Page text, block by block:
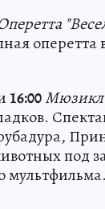
оперетта
16:00Мюзикл
под
мультфильма.